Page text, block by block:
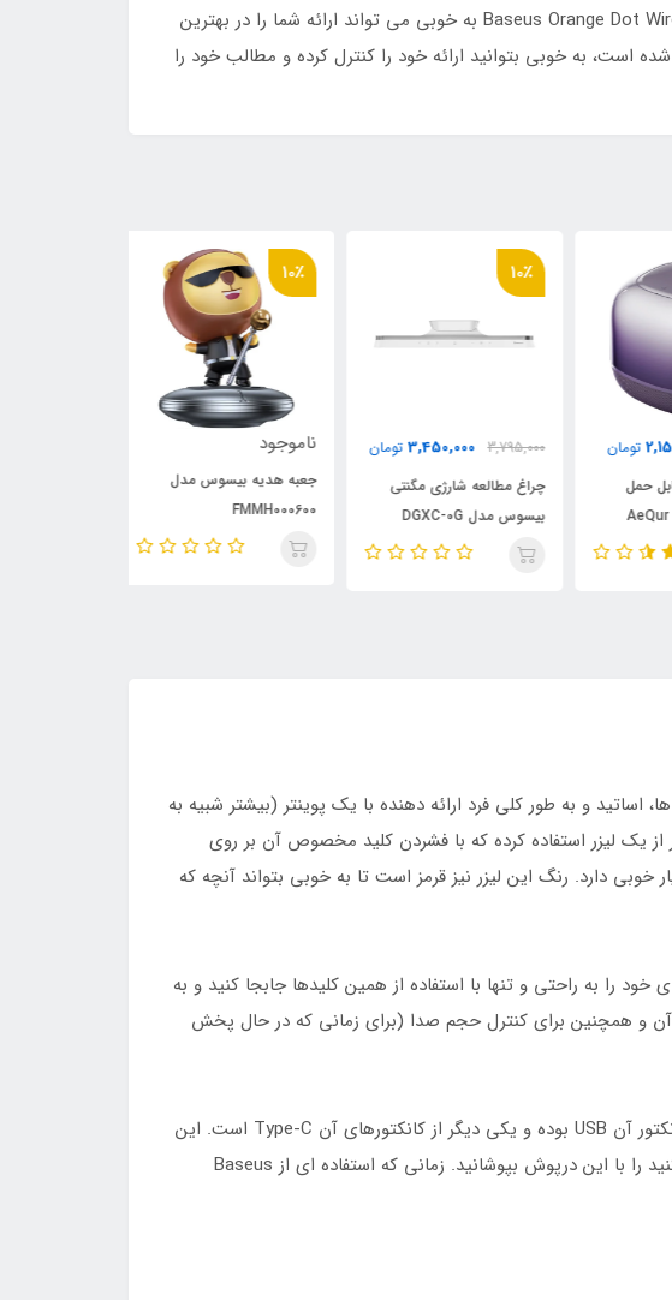
کیفیت بالا در سطح ارائه خود نیز کنید...کمپانی بیسوس با ارائه پوینتر و پرزنتر Baseus Orange Dot Wireless Presentor ACFYB-0G به خوبی می تواند ارائه شما را در بهترین
است، به خوبی بتوانید ارائه خود را کنترل کرده و مطالب خود را
تومان
حمل
10٪
3,795,000
3,450,000 تومان
چراغ مطالعه شارژی مگنتی
بیسوس مدل DGXC-0G
10٪
ناموجود
جعبه هدیه بیسوس مدل
FMMH000600
اساتید و به طور کلی فرد ارائه دهنده با یک پوینتر (بیشتر شبیه به
یک لیزر استفاده کرده که با فشردن کلید مخصوص آن بر روی
جوابگوی یک فاصله 100 متری نیز هست و قدرت بسیار خوبی دارد. رنگ این لیزر نیز قرمز است تا به خوبی بتواند آنچه که
را به راحتی و تنها با استفاده از همین کلیدها جابجا کنید و به
آن و همچنین برای کنترل حجم صدا (برای زمانی که در حال پخش
نحوه اتصال و استفاده از این پرزنتر با استفاده از یک دانگل 2.4GHz است که دارای دو کانکتور است. یک کانکتور آن USB بوده و یکی دیگر از کانکتورهای آن Type-C است. این
دانگل به صورتی طراحی شده که دارای یک درپوش است که می توانید هر پورتی را که از آن استفاده نمی کنید را با این درپوش بپوشانید. زمانی که استفاده ای از Baseus